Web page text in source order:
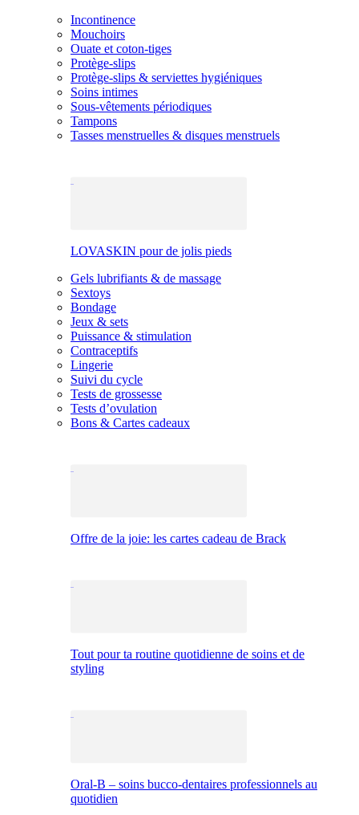
Incontinence
Mouchoirs
Ouate et coton-tiges
Protège-slips
Protège-slips & serviettes hygiéniques
Soins intimes
Sous-vêtements périodiques
Tampons
Tasses menstruelles & disques menstruels
LOVASKIN pour de jolis pieds
Gels lubrifiants & de massage
Sextoys
Bondage
Jeux & sets
Puissance & stimulation
Contraceptifs
Lingerie
Suivi du cycle
Tests de grossesse
Tests d’ovulation
Bons & Cartes cadeaux
Offre de la joie: les cartes cadeau de Brack
Tout pour ta routine quotidienne de soins et de
styling
Oral-B – soins bucco-dentaires professionnels au
quotidien